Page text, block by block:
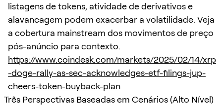
listagens de tokens, atividade de derivativos e
alavancagem podem exacerbar a volatilidade. Veja
a cobertura mainstream dos movimentos de preço
pós-anúncio para contexto.
https://www.coindesk.com/markets/2025/02/14/xrp
-doge-rally-as-sec-acknowledges-etf-filings-jup-
cheers-token-buyback-plan
Três Perspectivas Baseadas em Cenários (Alto Nível)